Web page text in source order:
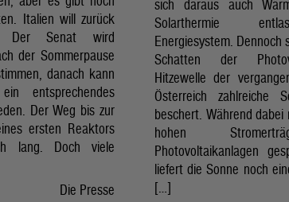
Italien will zurück
Der Senat wird
der Sommerpause
danach kann
entsprechendes
Der Weg bis zur
ersten Reaktors
lang. Doch viele
Die Presse
sich daraus auch
Solarthermie
Energiesystem. Dennoch
Schatten der
Hitzewelle der
Österreich zahlreiche
beschert. Während dabei
hohen
Photovoltaikanlagen
liefert die Sonne noch
[…]